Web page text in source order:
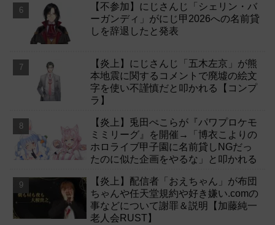
【不参加】にじさんじ「シェリン・バ
ーガンディ」がにじ甲2026への名前貸
しを辞退したと発表
【炎上】にじさんじ「五木左京」が熊
本地震に関するコメントで廃墟の絵文
字を使い不謹慎だと叩かれる【コンプ
ラ】
【炎上】兎田ぺこらが『パワプロケモ
ミミリーグ』を開催→「博衣こよりの
ホロライブ甲子園に名前貸しNGだっ
たのに似た企画をやるな」と叩かれる
【炎上】配信者「おえちゃん」が布団
ちゃんや任天堂規約や好き嫌い.comの
事などについて謝罪＆説明【加藤純一
老人会RUST】